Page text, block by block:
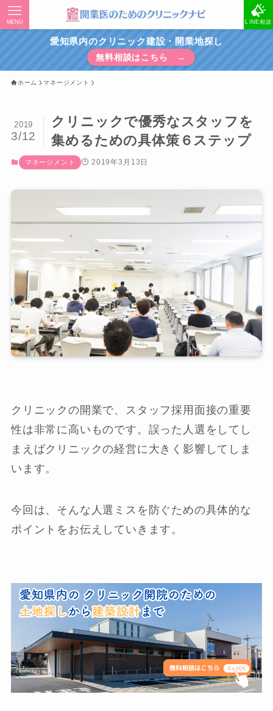
LINE相談
MENU
愛知県内のクリニック建設・開業地探し
無料相談はこちら →
ホーム マネージメント
クリニックで優秀なスタッフを
集めるための具体策６ステップ
2019
3/12
マネージメント 2019年3月13日
クリニックの開業で、スタッフ採用面接の重要
性は非常に高いものです。誤った人選をしてし
まえばクリニックの経営に大きく影響してしま
います。
今回は、そんな人選ミスを防ぐための具体的な
ポイントをお伝えしていきます。